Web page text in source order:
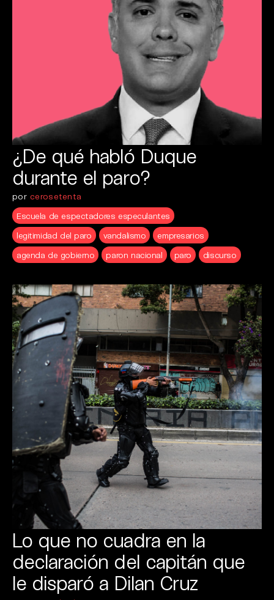
¿De qué habló Duque
durante el paro?
por cerosetenta
Escuela de espectadores especulantes
legitimidad del paro
vandalismo
empresarios
agenda de gobierno
paron nacional paro discurso
Lo que no cuadra en la
declaración del capitán que
le disparó a Dilan Cruz